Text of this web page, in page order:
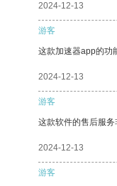
2024-12-13
游客
这款加速器app的功
2024-12-13
游客
这款软件的售后服务
2024-12-13
游客